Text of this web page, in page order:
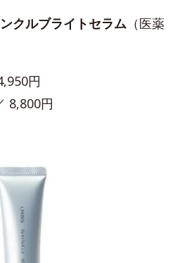
クルブライトセラム （医薬
円
8,800円